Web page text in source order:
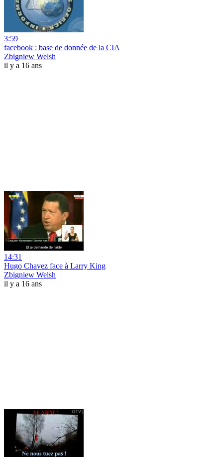
3:59
facebook : base de donnée de la CIA
Zbigniew Welsh
il y a 16 ans
14:31
Hugo Chavez face à Larry King
Zbigniew Welsh
il y a 16 ans